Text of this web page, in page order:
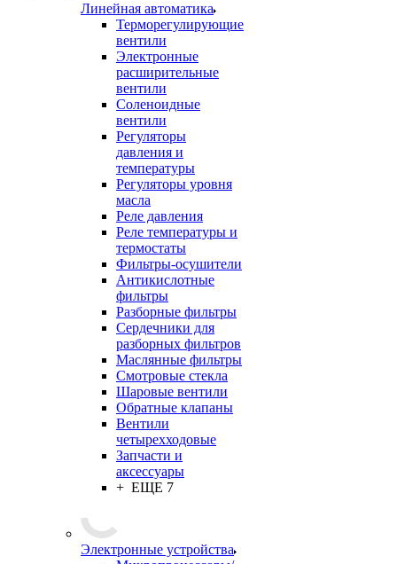
Линейная автоматика
Терморегулирующие
вентили
Электронные
расширительные
вентили
Соленоидные
вентили
Регуляторы
давления и
температуры
Регуляторы уровня
масла
Реле давления
Реле температуры и
термостаты
Фильтры-осушители
Антикислотные
фильтры
Разборные фильтры
Сердечники для
разборных фильтров
Маслянные фильтры
Смотровые стекла
Шаровые вентили
Обратные клапаны
Вентили
четырехходовые
Запчасти и
аксессуары
+ ЕЩЕ 7
Электронные устройства